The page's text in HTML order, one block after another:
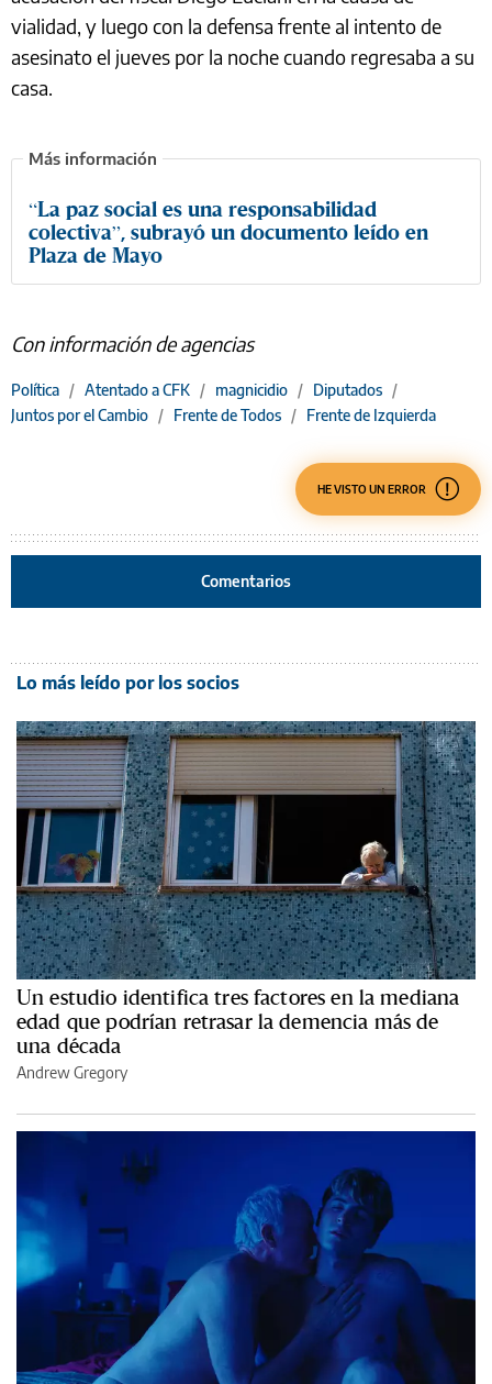
vialidad, y luego con la defensa frente al intento de
asesinato el jueves por la noche cuando regresaba a su
casa.
“La paz social es una responsabilidad
colectiva”, subrayó un documento leído en
Plaza de Mayo
Con información de agencias
Política / Atentado a CFK / magnicidio / Diputados /
Juntos por el Cambio / Frente de Todos / Frente de Izquierda
HE VISTO UN ERROR
Comentarios
Lo más leído por los socios
Un estudio identifica tres factores en la mediana
edad que podrían retrasar la demencia más de
una década
Andrew Gregory